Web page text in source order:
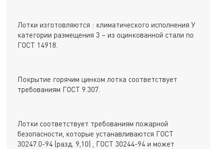
Лотки изготовляются : климатического исполнения У
категории размещения 3 – из оцинкованной стали по
ГОСТ 14918.
Покрытие горячим цинком лотка соответствует
требованиям ГОСТ 9.307.
Лотки соответствует требованиям пожарной
безопасности, которые устанавливаются ГОСТ
30247.0-94 (разд. 9,10) , ГОСТ 30244-94 и может